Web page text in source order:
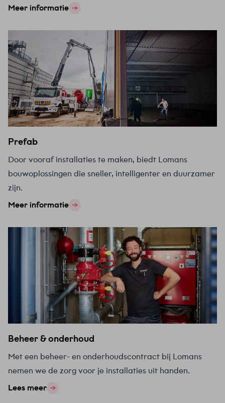
Meer informatie
Prefab
Door vooraf installaties te maken, biedt Lomans
bouwoplossingen die sneller, intelligenter en duurzamer
zijn.
Meer informatie
Beheer & onderhoud
Met een beheer- en onderhoudscontract bij Lomans
nemen we de zorg voor je installaties uit handen.
Lees meer